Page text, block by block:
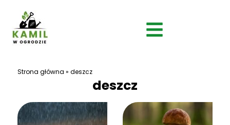
Strona główna » deszcz
deszcz